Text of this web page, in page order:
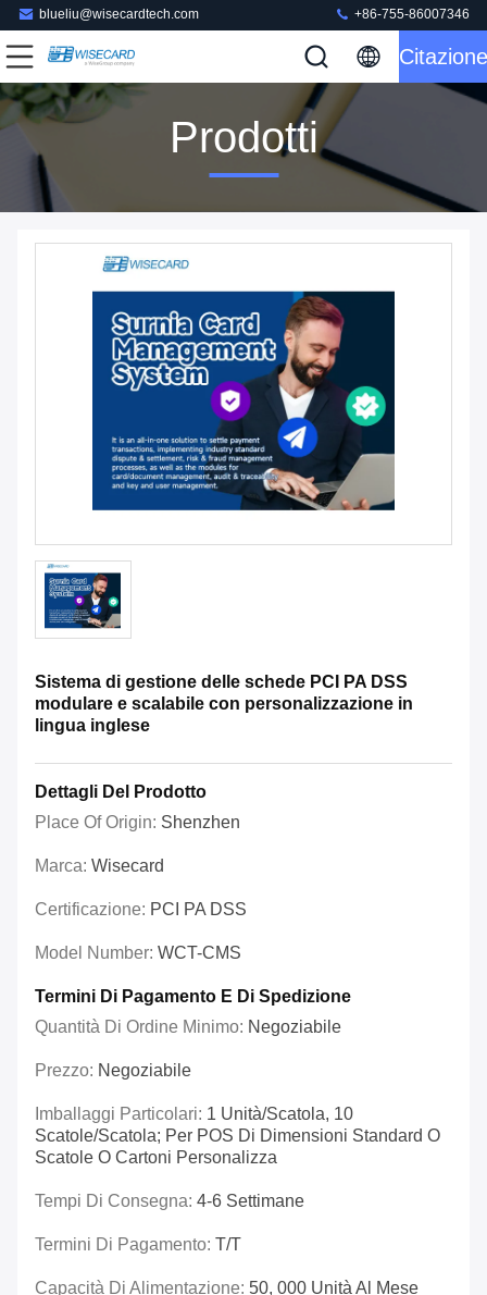
blueliu@wisecardtech.com +86-755-86007346
Citazione
Prodotti
Sistema di gestione delle schede PCI PA DSS
modulare e scalabile con personalizzazione in
lingua inglese
Dettagli Del Prodotto
Place Of Origin: Shenzhen
Marca: Wisecard
Certificazione: PCI PA DSS
Model Number: WCT-CMS
Termini Di Pagamento E Di Spedizione
Quantità Di Ordine Minimo: Negoziabile
Prezzo: Negoziabile
Imballaggi Particolari: 1 Unità/scatola, 10
Scatole/scatola; Per POS Di Dimensioni Standard O
Scatole O Cartoni Personalizza
Tempi Di Consegna: 4-6 Settimane
Termini Di Pagamento: T/T
Capacità Di Alimentazione: 50, 000 Unità Al Mese